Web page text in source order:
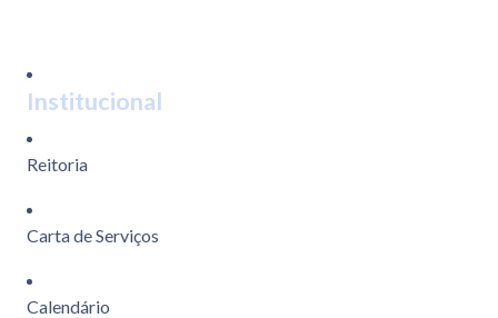
Institucional
Reitoria
Carta de Serviços
Calendário